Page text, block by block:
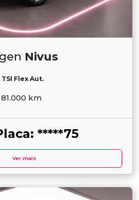
Nivus
Flex Aut.
81.000 km
*****75
Ver mais